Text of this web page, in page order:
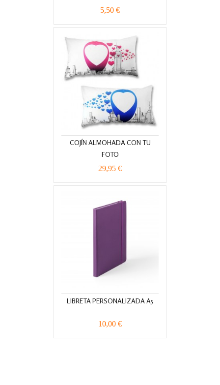
5,50 €
COJÍN ALMOHADA CON TU
FOTO
29,95 €
LIBRETA PERSONALIZADA A5
10,00 €